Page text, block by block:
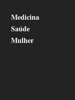
Medicina
Saúde
Mulher